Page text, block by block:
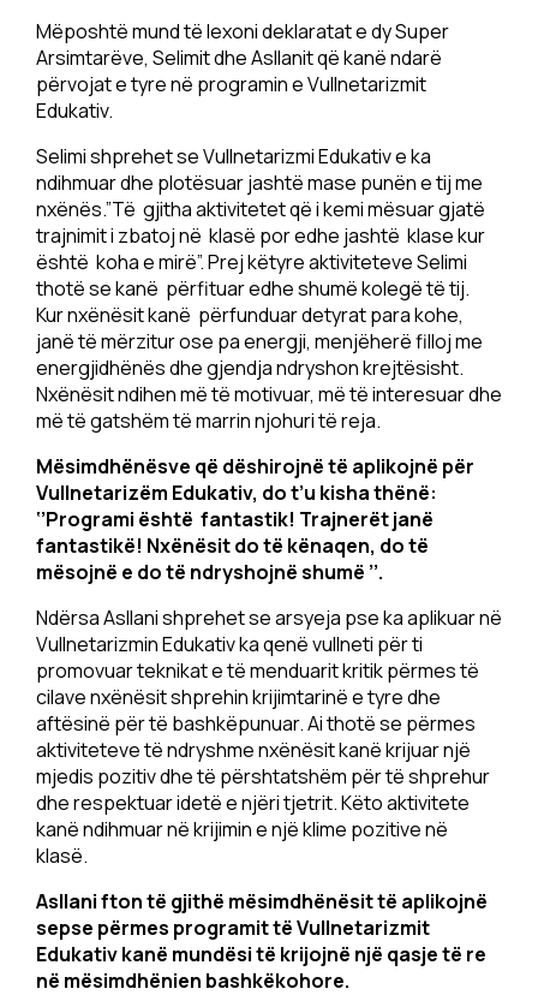
Mëposhtë mund të lexoni deklaratat e dy Super
Arsimtarëve, Selimit dhe Asllanit që kanë ndarë
përvojat e tyre në programin e Vullnetarizmit
Edukativ.
Selimi shprehet se Vullnetarizmi Edukativ e ka
ndihmuar dhe plotësuar jashtë mase punën e tij me
nxënës.”Të gjitha aktivitetet që i kemi mësuar gjatë
trajnimit i zbatoj në klasë por edhe jashtë klase kur
është koha e mirë”. Prej këtyre aktiviteteve Selimi
thotë se kanë përfituar edhe shumë kolegë të tij.
Kur nxënësit kanë përfunduar detyrat para kohe,
janë të mërzitur ose pa energji, menjëherë filloj me
energjidhënës dhe gjendja ndryshon krejtësisht.
Nxënësit ndihen më të motivuar, më të interesuar dhe
më të gatshëm të marrin njohuri të reja.
Mësimdhënësve që dëshirojnë të aplikojnë për
Vullnetarizëm Edukativ, do t’u kisha thënë:
‘’Programi është fantastik! Trajnerët janë
fantastikë! Nxënësit do të kënaqen, do të
mësojnë e do të ndryshojnë shumë ’’.
Ndërsa Asllani shprehet se arsyeja pse ka aplikuar në
Vullnetarizmin Edukativ ka qenë vullneti për ti
promovuar teknikat e të menduarit kritik përmes të
cilave nxënësit shprehin krijimtarinë e tyre dhe
aftësinë për të bashkëpunuar. Ai thotë se përmes
aktiviteteve të ndryshme nxënësit kanë krijuar një
mjedis pozitiv dhe të përshtatshëm për të shprehur
dhe respektuar idetë e njëri tjetrit. Këto aktivitete
kanë ndihmuar në krijimin e një klime pozitive në
klasë.
Asllani fton të gjithë mësimdhënësit të aplikojnë
sepse përmes programit të Vullnetarizmit
Edukativ kanë mundësi të krijojnë një qasje të re
në mësimdhënien bashkëkohore.